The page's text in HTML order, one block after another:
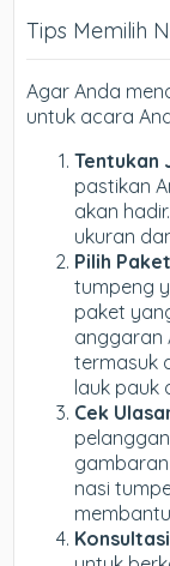
Tips Memilih
Agar Anda
untuk acara
Tentukan
pastikan
akan
ukuran
Pilih
tumpeng
paket
anggaran
termasuk
lauk pauk
Cek
nasi